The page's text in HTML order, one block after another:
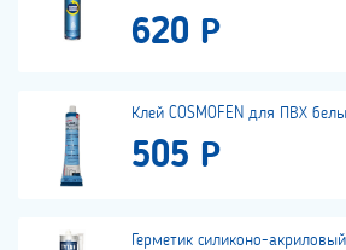
620 Р
Клей COSMOFEN для ПВХ
505 Р
Герметик силиконо-